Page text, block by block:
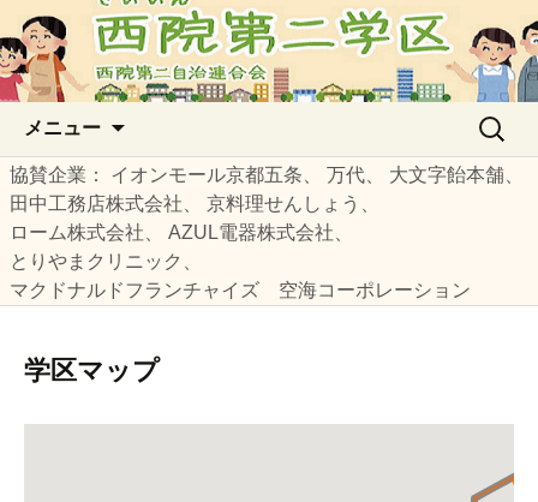
西院第二学区
西院第二自治連合会の公式サイト
メニュー
テ
ン
ツ
へ
ス
プ
検
索:
協賛企業
イオンモール京都五条 万代
大文字飴本舗
田中工務店株式会社
京料理せんしょう
ローム株式会社
AZUL電器株式会社
とりやまクリニック
マクドナルドフランチャイズ 空海コーポレーション
学区マップ